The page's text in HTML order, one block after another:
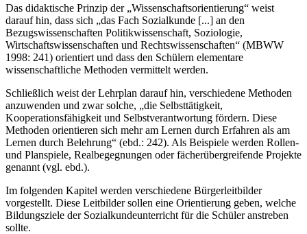
Das didaktische Prinzip der „Wissenschaftsorientierung“ weist
darauf hin, dass sich „das Fach Sozialkunde [...] an den
Bezugswissenschaften Politikwissenschaft, Soziologie,
Wirtschaftswissenschaften und Rechtswissenschaften“ (MBWW
1998: 241) orientiert und dass den Schülern elementare
wissenschaftliche Methoden vermittelt werden.
Schließlich weist der Lehrplan darauf hin, verschiedene Methoden
anzuwenden und zwar solche, „die Selbsttätigkeit,
Kooperationsfähigkeit und Selbstverantwortung fördern. Diese
Methoden orientieren sich mehr am Lernen durch Erfahren als am
Lernen durch Belehrung“ (ebd.: 242). Als Beispiele werden Rollen-
und Planspiele, Realbegegnungen oder fächerübergreifende Projekte
genannt (vgl. ebd.).
Im folgenden Kapitel werden verschiedene Bürgerleitbilder
vorgestellt. Diese Leitbilder sollen eine Orientierung geben, welche
Bildungsziele der Sozialkundeunterricht für die Schüler anstreben
sollte.